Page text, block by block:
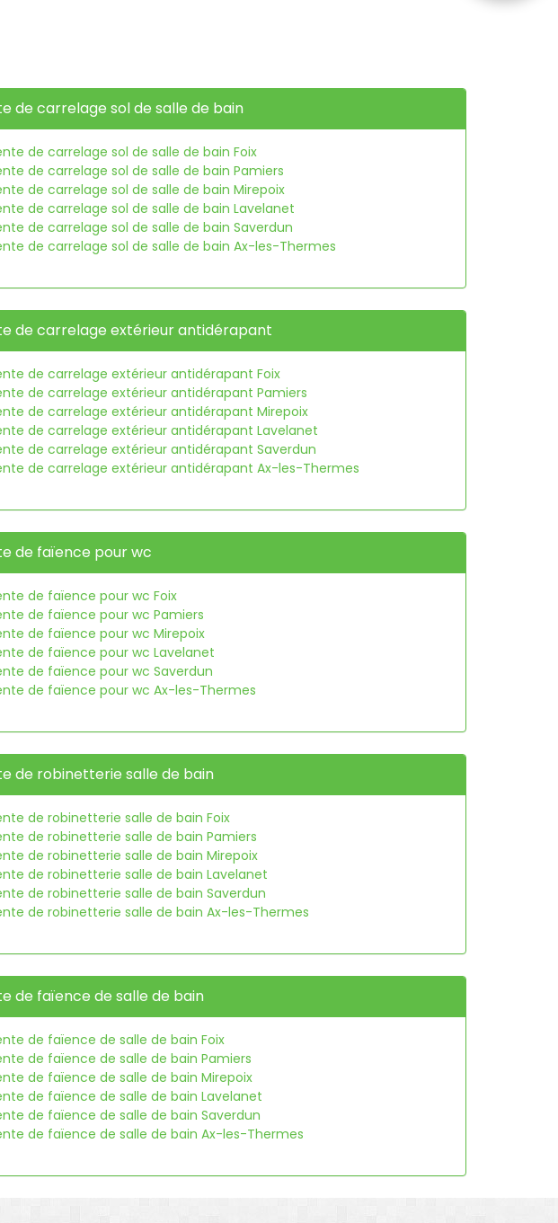
de carrelage sol de salle de bain
de carrelage sol de salle de bain Foix
de carrelage sol de salle de bain Pamiers
de carrelage sol de salle de bain Mirepoix
de carrelage sol de salle de bain Lavelanet
de carrelage sol de salle de bain Saverdun
de carrelage sol de salle de bain Ax-les-Thermes
de carrelage extérieur antidérapant
de carrelage extérieur antidérapant Foix
de carrelage extérieur antidérapant Pamiers
de carrelage extérieur antidérapant Mirepoix
de carrelage extérieur antidérapant Lavelanet
de carrelage extérieur antidérapant Saverdun
de carrelage extérieur antidérapant Ax-les-Thermes
de faïence pour wc
de faïence pour wc Foix
de faïence pour wc Pamiers
de faïence pour wc Mirepoix
de faïence pour wc Lavelanet
de faïence pour wc Saverdun
de faïence pour wc Ax-les-Thermes
de robinetterie salle de bain
de robinetterie salle de bain Foix
de robinetterie salle de bain Pamiers
de robinetterie salle de bain Mirepoix
de robinetterie salle de bain Lavelanet
de robinetterie salle de bain Saverdun
de robinetterie salle de bain Ax-les-Thermes
de faïence de salle de bain
de faïence de salle de bain Foix
de faïence de salle de bain Pamiers
de faïence de salle de bain Mirepoix
de faïence de salle de bain Lavelanet
de faïence de salle de bain Saverdun
de faïence de salle de bain Ax-les-Thermes